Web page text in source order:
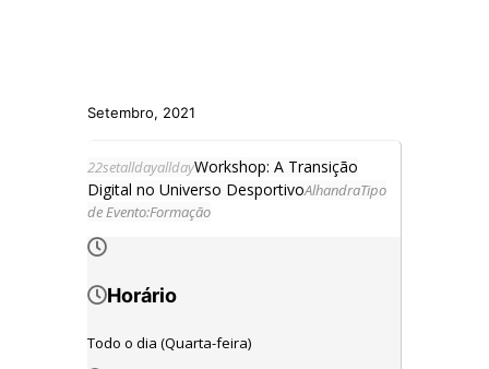
Setembro, 2021
22setalldayalldayWorkshop: A Transição
Digital no Universo DesportivoAlhandraTipo
de Evento:Formação
Horário
Todo o dia (Quarta-feira)